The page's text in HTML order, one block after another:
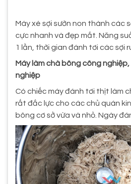
Máy xé sợi sườn non thành các
cực nhanh và đẹp mắt. Năng
1 lần, thời gian đánh tơi các sợi
Máy làm chà bông công
nghiệp
Có chiếc máy đánh tơi thịt làm
rất đắc lực cho các chủ quán
bông cơ sở vừa và nhỏ. Ngày